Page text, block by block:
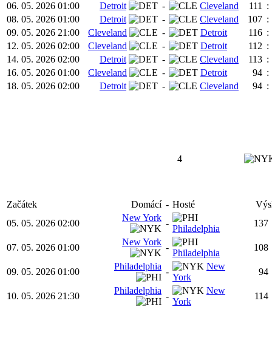
06. 05. 2026 01:00
Detroit - Cleveland 111
:
08. 05. 2026 01:00
Detroit - Cleveland 107 :
09. 05. 2026 21:00
Cleveland - Detroit 116 :
12. 05. 2026 02:00
Cleveland - Detroit 112 :
14. 05. 2026 02:00
Detroit - Cleveland 113 :
16. 05. 2026 01:00
Cleveland - Detroit 94 :
18. 05. 2026 02:00
Detroit - Cleveland 94 :
4
Začátek Domácí - Hosté
05. 05. 2026 02:00
New York
-
Philadelphia
137
07. 05. 2026 01:00
New York
-
Philadelphia
108
09. 05. 2026 01:00
Philadelphia
-
New
York
94
10. 05. 2026 21:30
Philadelphia
-
New
York
114